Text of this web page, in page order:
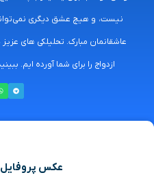
نیست، و هیچ عشق دیگری
عاشقانمان مبارک. تحلیلکی های
ازدواج را برای شما آورده ایم.
عکس پروفایل